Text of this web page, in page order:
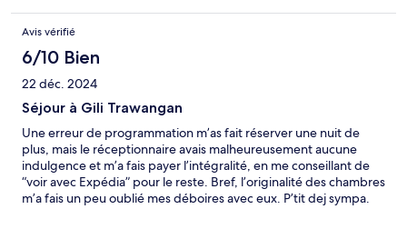
Avis vérifié
6/10 Bien
22 déc. 2024
Séjour à Gili Trawangan
Une erreur de programmation m’as fait réserver une nuit de
plus, mais le réceptionnaire avais malheureusement aucune
indulgence et m’a fais payer l’intégralité, en me conseillant de
“voir avec Expédia” pour le reste. Bref, l’originalité des chambres
m’a fais un peu oublié mes déboires avec eux. P’tit dej sympa.